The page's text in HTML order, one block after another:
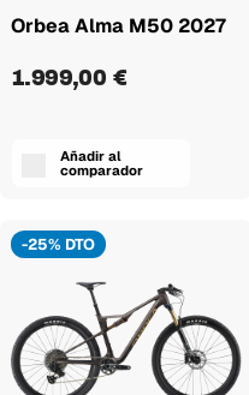
Orbea Alma M50 2027
1.999,00 €
Añadir al
comparador
-25% DTO